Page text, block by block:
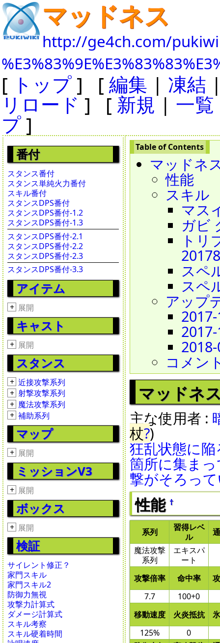
マッドネス
http://ge4ch.com/
[ トップ ] [編集 | 凍結
リロード ] [ 新規| 一覧
プ ]
番付
スタンス番付
スタンス単純火力番付
スキル番付
スタンスDPS番付
スタンスDPS番付-1.2
スタンスDPS番付-1.3
スタンスDPS番付-2.1
スタンスDPS番付-2.2
スタンスDPS番付-2.3
スタンスDPS番付-3.3
アイテム
+ 展開
キャスト
+ 展開
スタンス
+ 近接攻撃系列
+ 射撃攻撃系列
+ 魔法攻撃系列
+ 補助系列
マップ
+ 展開
ミッションV3
+ 展開
ボックス
+ 展開
検証
サイレント修正？
家門スキル
家門スキル2
防御力無視
攻撃力計算式
ダメージ計算式
スキル考察
スキル硬着時間
マッドネ
性能
スキル
マス
ガビ
トリ
スペ
スペ
アップ
コメン
マッドネ
主な使用者 :
杖?)
狂乱状態に
箇所に集ま
撃がそろっ
性能 †
系列
習得レベ
ル
魔法攻撃
系列
エキスパ
ート
攻撃倍率
命中率
7.7
100+0
移動速度
火炎抵抗
125%
0